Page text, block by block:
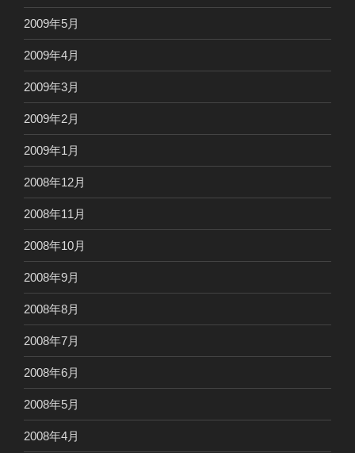
2009年5月
2009年4月
2009年3月
2009年2月
2009年1月
2008年12月
2008年11月
2008年10月
2008年9月
2008年8月
2008年7月
2008年6月
2008年5月
2008年4月